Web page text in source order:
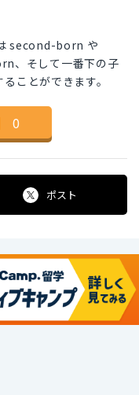
second-born や
、そして一番下の子
ことができます。
0
ポスト